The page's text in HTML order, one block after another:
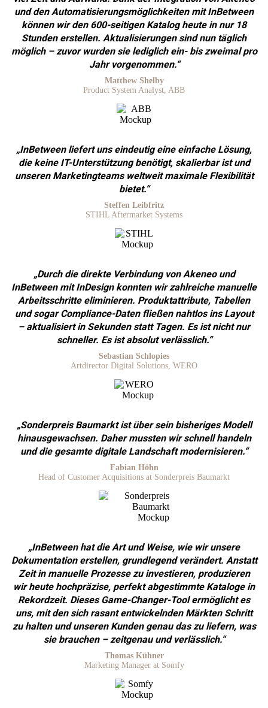
und den Automatisierungsmöglichkeiten mit InBetween
können wir den 600-seitigen Katalog heute in nur 18
Stunden erstellen. Aktualisierungen sind nun täglich
möglich – zuvor wurden sie lediglich ein- bis zweimal pro
Jahr vorgenommen.“
Matthew Shelby
Product System Analyst, ABB
„InBetween liefert uns eindeutig eine einfache Lösung,
die keine IT-Unterstützung benötigt, skalierbar ist und
unseren Marketingteams weltweit maximale Flexibilität
bietet.“
Steffen Leibfritz
STIHL Aftermarket Systems
„Durch die direkte Verbindung von Akeneo und
InBetween mit InDesign konnten wir zahlreiche manuelle
Arbeitsschritte eliminieren. Produktattribute, Tabellen
und sogar Compliance-Daten fließen nahtlos ins Layout
– aktualisiert in Sekunden statt Tagen. Es ist nicht nur
schneller. Es ist absolut verlässlich.“
Sebastian Schlopies
Artdirector Digital Solutions, WERO
„Sonderpreis Baumarkt ist über sein bisheriges Modell
hinausgewachsen. Daher mussten wir schnell handeln
und die gesamte digitale Landschaft modernisieren.“
Fabian Höhn
Head of Customer Acquisitions at Sonderpreis Baumarkt
„InBetween hat die Art und Weise, wie wir unsere
Dokumentation erstellen, grundlegend verändert. Anstatt
Zeit in manuelle Prozesse zu investieren, produzieren
wir heute hochpräzise, perfekt abgestimmte Kataloge in
Rekordzeit. Dieses Game-Changer-Tool ermöglicht es
uns, mit den sich rasant entwickelnden Märkten Schritt
zu halten und unseren Kunden genau das zu liefern, was
sie brauchen – zeitgenau und verlässlich.“
Thomas Kühner
Marketing Manager at Somfy